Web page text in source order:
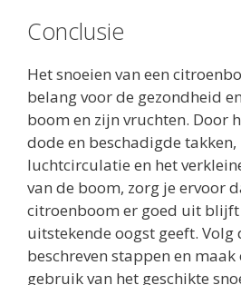
Conclusie
Het snoeien van een
belang voor de gezondheid
boom en zijn vruchten. Door
dode en beschadigde
luchtcirculatie en het
van de boom, zorg je ervoor
citroenboom er goed uit blijft
uitstekende oogst geeft. Volg
beschreven stappen en
gebruik van het geschikte